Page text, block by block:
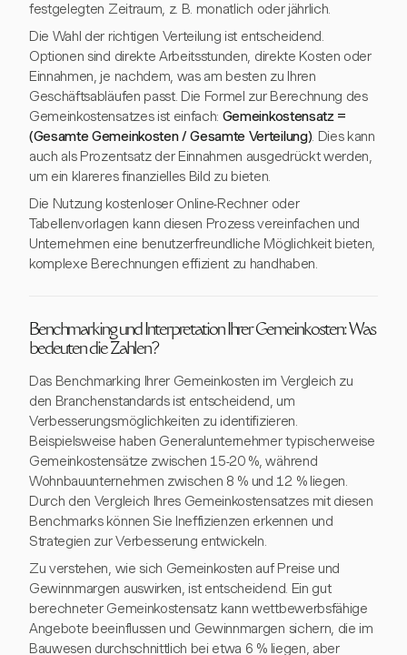
festgelegten Zeitraum, z. B. monatlich oder jährlich.
Die Wahl der richtigen Verteilung ist entscheidend.
Optionen sind direkte Arbeitsstunden, direkte Kosten oder
Einnahmen, je nachdem, was am besten zu Ihren
Geschäftsabläufen passt. Die Formel zur Berechnung des
Gemeinkostensatzes ist einfach: Gemeinkostensatz =
(Gesamte Gemeinkosten / Gesamte Verteilung). Dies kann
auch als Prozentsatz der Einnahmen ausgedrückt werden,
um ein klareres finanzielles Bild zu bieten.
Die Nutzung kostenloser Online-Rechner oder
Tabellenvorlagen kann diesen Prozess vereinfachen und
Unternehmen eine benutzerfreundliche Möglichkeit bieten,
komplexe Berechnungen effizient zu handhaben.
Benchmarking und Interpretation Ihrer Gemeinkosten: Was
bedeuten die Zahlen?
Das Benchmarking Ihrer Gemeinkosten im Vergleich zu
den Branchenstandards ist entscheidend, um
Verbesserungsmöglichkeiten zu identifizieren.
Beispielsweise haben Generalunternehmer typischerweise
Gemeinkostensätze zwischen 15-20 %, während
Wohnbauunternehmen zwischen 8 % und 12 % liegen.
Durch den Vergleich Ihres Gemeinkostensatzes mit diesen
Benchmarks können Sie Ineffizienzen erkennen und
Strategien zur Verbesserung entwickeln.
Zu verstehen, wie sich Gemeinkosten auf Preise und
Gewinnmargen auswirken, ist entscheidend. Ein gut
berechneter Gemeinkostensatz kann wettbewerbsfähige
Angebote beeinflussen und Gewinnmargen sichern, die im
Bauwesen durchschnittlich bei etwa 6 % liegen, aber